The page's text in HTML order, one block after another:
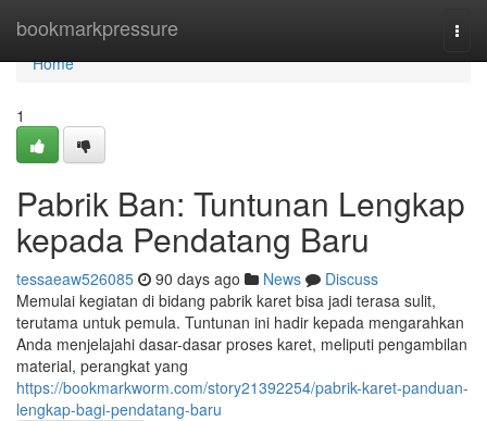
bookmarkpressure
Home
Home
1
Pabrik Ban: Tuntunan Lengkap
kepada Pendatang Baru
tessaeaw526085 90 days ago News
Discuss
Memulai kegiatan di bidang pabrik karet bisa jadi terasa sulit,
terutama untuk pemula. Tuntunan ini hadir kepada mengarahkan
Anda menjelajahi dasar-dasar proses karet, meliputi pengambilan
material, perangkat yang
https://bookmarkworm.com/story21392254/pabrik-karet-panduan-
lengkap-bagi-pendatang-baru